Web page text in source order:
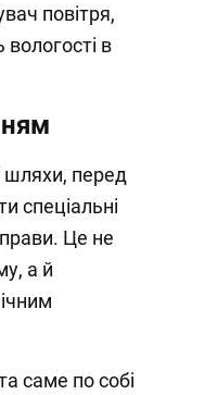
повітря,
в
шляхи, перед
спеціальні
Це не
а й
саме по собі